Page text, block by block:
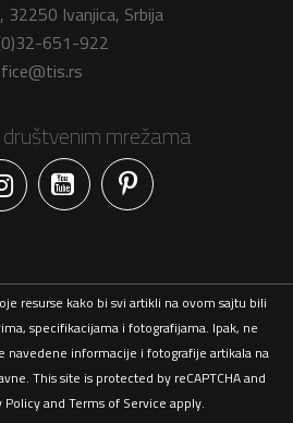
32250 Ivanjica, Srbija
651-922
mrežama
resurse kako bi svi artikli na ovom sajtu bili
specifikacijama i fotografijama. Ipak, ne
navedene informacije i fotografije artikala na
This site is protected by reCAPTCHA and
Policyand Terms of Service apply.